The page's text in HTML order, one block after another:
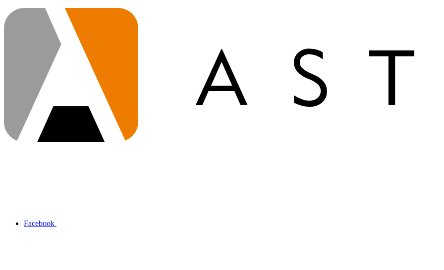
Facebook